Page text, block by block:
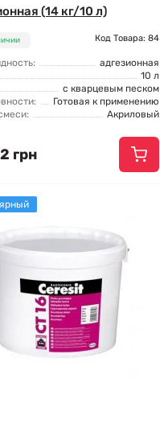
(14 кг/10 л)
Код Товара: 84
адгезионная
10 л
с кварцевым песком
Готовая к применению
Акриловый
грн